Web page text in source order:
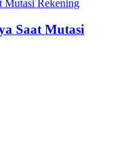
Saat Mutasi